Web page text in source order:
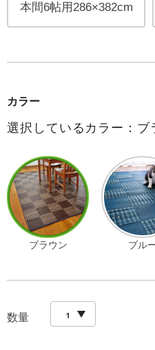
本間6帖用286×382cm
カラー
選択しているカラー：ブ
ブラウン ブル
数量